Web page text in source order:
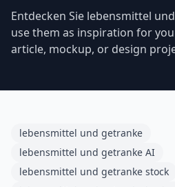
Entdecken Sie lebensmittel
use them as inspiration for
article, mockup, or design
lebensmittel und getranke
lebensmittel und getranke AI
lebensmittel und getranke stock